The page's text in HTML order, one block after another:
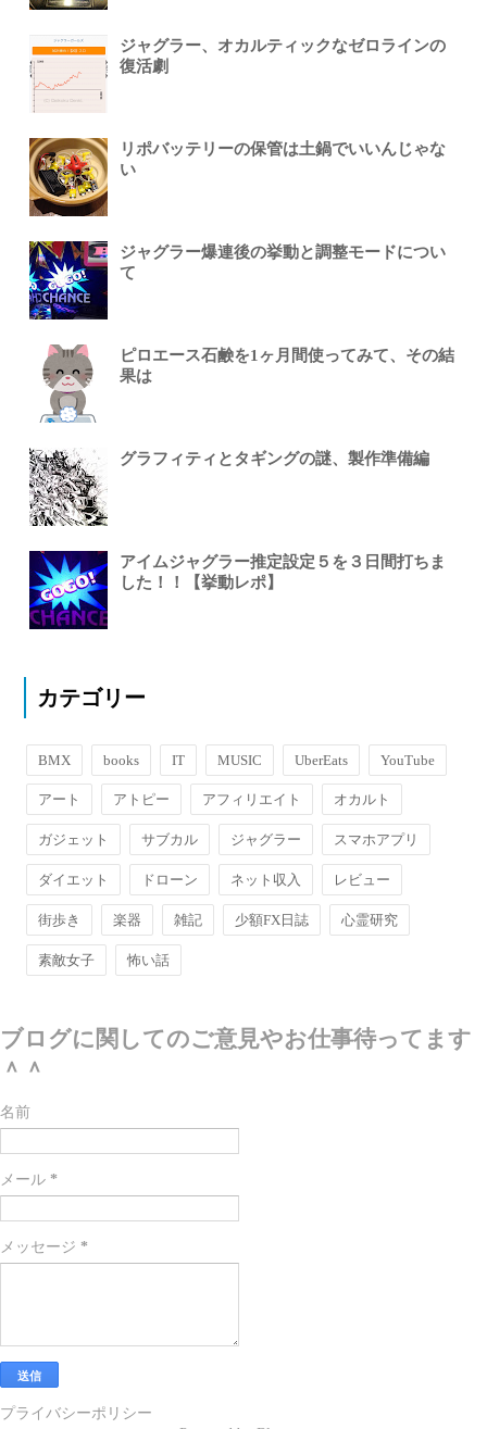
ジャグラー、オカルティックなゼロラインの
復活劇
リポバッテリーの保管は土鍋でいいんじゃな
い
ジャグラー爆連後の挙動と調整モードについ
て
ピロエース石鹸を1ヶ月間使ってみて、その結
果は
グラフィティとタギングの謎、製作準備編
アイムジャグラー推定設定５を３日間打ちま
した！！【挙動レポ】
カテゴリー
BMX books IT MUSIC UberEats YouTube
アート アトピー アフィリエイト オカルト
ガジェット サブカル ジャグラー スマホアプリ
ダイエット ドローン ネット収入 レビュー
街歩き 楽器 雑記 少額FX日誌 心霊研究
素敵女子 怖い話
ブログに関してのご意見やお仕事待ってます
＾＾
名前
メール *
メッセージ *
プライバシーポリシー